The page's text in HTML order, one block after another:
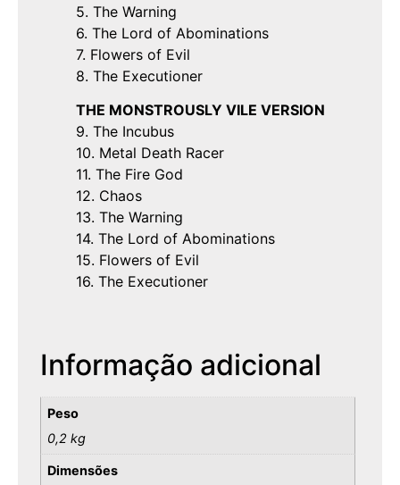
5. The Warning
6. The Lord of Abominations
7. Flowers of Evil
8. The Executioner
THE MONSTROUSLY VILE VERSION
9. The Incubus
10. Metal Death Racer
11. The Fire God
12. Chaos
13. The Warning
14. The Lord of Abominations
15. Flowers of Evil
16. The Executioner
Informação adicional
Peso
0,2 kg
Dimensões